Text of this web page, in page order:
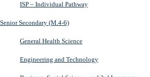
ISP – Individual Pathway
Senior Secondary (M.4-6)
General Health Science
Engineering and Technology